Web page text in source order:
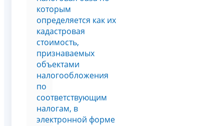
которым
определяется как их
кадастровая
стоимость,
признаваемых
объектами
налогообложения
по
соответствующим
налогам, в
электронной форме